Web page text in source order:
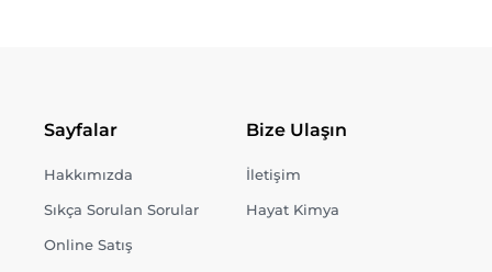
Sayfalar
Hakkımızda
Sıkça Sorulan Sorular
Online Satış
Bize Ulaşın
İletişim
Hayat Kimya